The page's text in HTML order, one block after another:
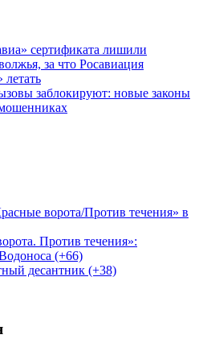
сертификата лишили
за что Росавиация
заблокируют: новые законы
ворота/Против течения» в
Против течения»:
(+66)
десантник (+38)